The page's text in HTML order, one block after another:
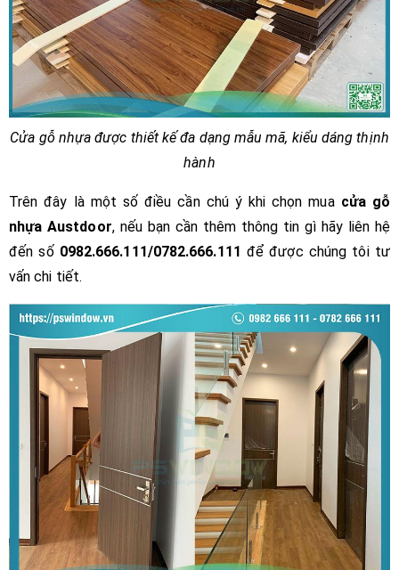
Cửa gỗ nhựa được thiết kế đa dạng mẫu mã, kiểu dáng thịnh
hành
Trên đây là một số điều cần chú ý khi chọn mua cửa gỗ
nhựa Austdoor, nếu bạn cần thêm thông tin gì hãy liên hệ
đến số0982.666.111/0782.666.111 để được chúng tôi tư
vấn chi tiết.